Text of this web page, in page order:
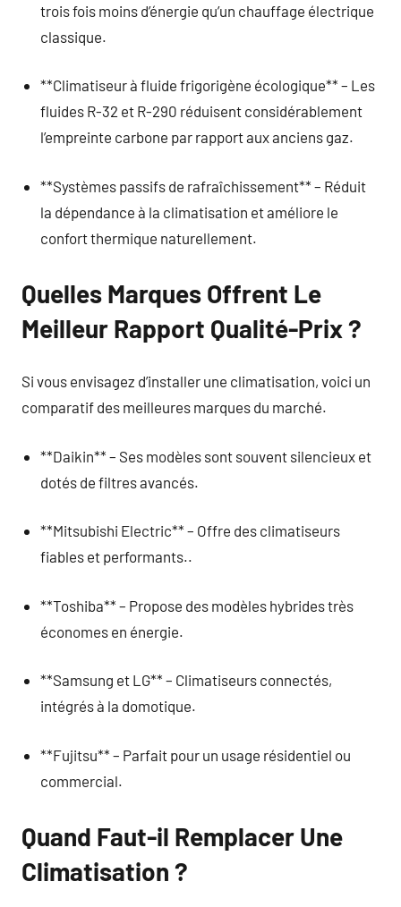
trois fois moins d’énergie qu’un chauffage électrique
classique.
**Climatiseur à fluide frigorigène écologique** – Les
fluides R-32 et R-290 réduisent considérablement
l’empreinte carbone par rapport aux anciens gaz.
**Systèmes passifs de rafraîchissement** – Réduit
la dépendance à la climatisation et améliore le
confort thermique naturellement.
Quelles Marques Offrent Le
Meilleur Rapport Qualité-Prix ?
Si vous envisagez d’installer une climatisation, voici un
comparatif des meilleures marques du marché.
**Daikin** – Ses modèles sont souvent silencieux et
dotés de filtres avancés.
**Mitsubishi Electric** – Offre des climatiseurs
fiables et performants..
**Toshiba** – Propose des modèles hybrides très
économes en énergie.
**Samsung et LG** – Climatiseurs connectés,
intégrés à la domotique.
**Fujitsu** – Parfait pour un usage résidentiel ou
commercial.
Quand Faut-il Remplacer Une
Climatisation ?